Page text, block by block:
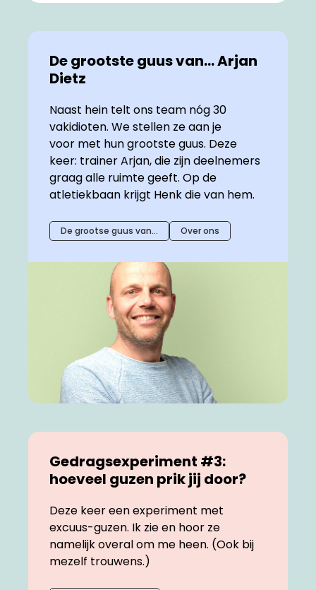
De grootste guus van... Arjan
Dietz
Naast hein telt ons team nóg 30
vakidioten. We stellen ze aan je
voor met hun grootste guus. Deze
keer: trainer Arjan, die zijn deelnemers
graag alle ruimte geeft. Op de
atletiekbaan krijgt Henk die van hem.
De grootse guus van… Over ons
Gedragsexperiment #3:
hoeveel guzen prik jij door?
Deze keer een experiment met
excuus-guzen. Ik zie en hoor ze
namelijk overal om me heen. (Ook bij
mezelf trouwens.)